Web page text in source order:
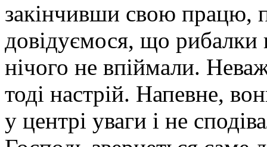
закінчивши свою працю,
довідуємося, що рибалки
нічого не впіймали.
тоді настрій. Напевне,
у центрі уваги і не